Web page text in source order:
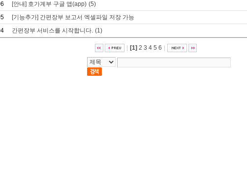
[안내] 호가계부 구글 앱(app) (5)
[기능추가] 간편장부 보고서 엑셀파일 저장 가능
간편장부 서비스를 시작합니다. (1)
[1] 2 3 4 5 6